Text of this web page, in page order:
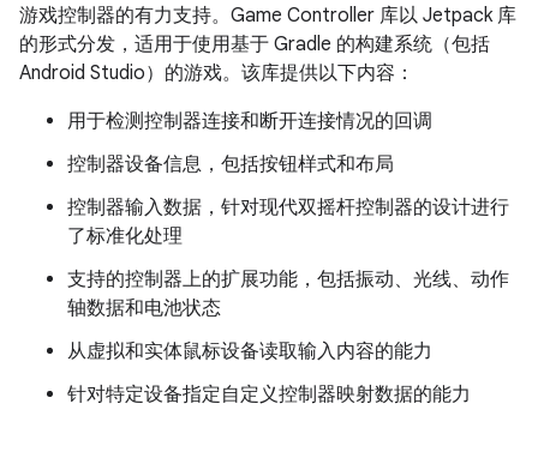
游戏控制器的有力支持。Game Controller 库以 Jetpack 库
的形式分发，适用于使用基于 Gradle 的构建系统（包括
Android Studio）的游戏。该库提供以下内容：
用于检测控制器连接和断开连接情况的回调
控制器设备信息，包括按钮样式和布局
控制器输入数据，针对现代双摇杆控制器的设计进行
了标准化处理
支持的控制器上的扩展功能，包括振动、光线、动作
轴数据和电池状态
从虚拟和实体鼠标设备读取输入内容的能力
针对特定设备指定自定义控制器映射数据的能力